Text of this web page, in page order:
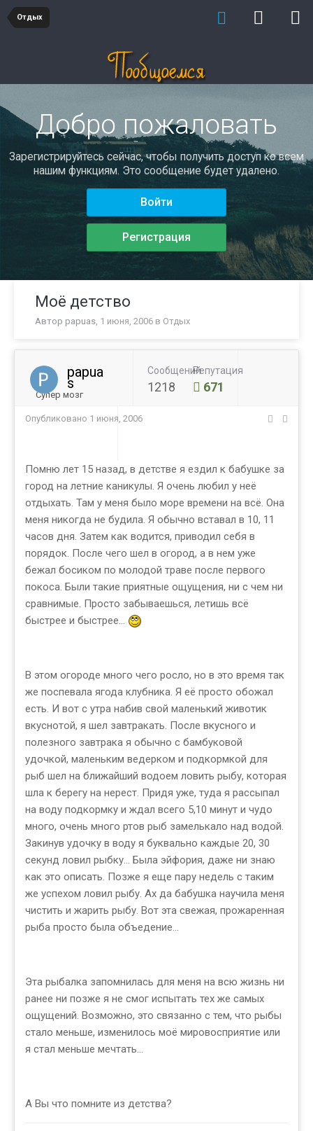
Отдых
Добро пожаловать
Зарегистрируйтесь сейчас, чтобы получить доступ ко всем
нашим функциям. Это сообщение будет удалено.
Войти
Регистрация
Моё детство
Автор papuas, 1 июня, 2006 в Отдых
papua
s
Супер мозг
Сообщений
1218
Репутация
671
Опубликовано 1 июня, 2006
Помню лет 15 назад, в детстве я ездил к бабушке за
город на летние каникулы. Я очень любил у неё
отдыхать. Там у меня было море времени на всё. Она
меня никогда не будила. Я обычно вставал в 10, 11
часов дня. Затем как водится, приводил себя в
порядок. После чего шел в огород, а в нем уже
бежал босиком по молодой траве после первого
покоса. Были такие приятные ощущения, ни с чем ни
сравнимые. Просто забываешься, летишь всё
быстрее и быстрее…
В этом огороде много чего росло, но в это время так
же поспевала ягода клубника. Я её просто обожал
есть. И вот с утра набив свой маленький животик
вкуснотой, я шел завтракать. После вкусного и
полезного завтрака я обычно с бамбуковой
удочкой, маленьким ведерком и подкормкой для
рыб шел на ближайший водоем ловить рыбу, которая
шла к берегу на нерест. Придя уже, туда я рассыпал
на воду подкормку и ждал всего 5,10 минут и чудо
много, очень много ртов рыб замелькало над водой.
Закинув удочку в воду я буквально каждые 20, 30
секунд ловил рыбку… Была эйфория, даже ни знаю
как это описать. Позже я еще пару недель с таким
же успехом ловил рыбу. Ах да бабушка научила меня
чистить и жарить рыбу. Вот эта свежая, прожаренная
рыба просто была объедение…
Эта рыбалка запомнилась для меня на всю жизнь ни
ранее ни позже я не смог испытать тех же самых
ощущений. Возможно, это связанно с тем, что рыбы
стало меньше, изменилось моё мировосприятие или
я стал меньше мечтать…
А Вы что помните из детства?